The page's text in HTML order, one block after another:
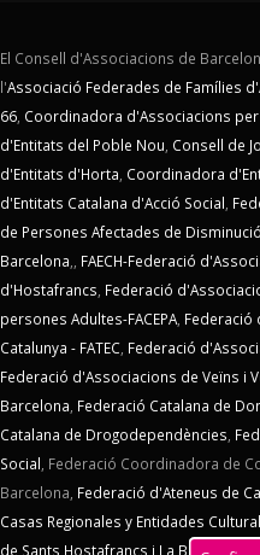
El Consell d'Associacions de
l'Associació Federades de Famílies
66 Coordinadora d'Associacions per
d'Entitats del Poble Nou Consell de
d'Entitats d'Horta Coordinadora
d'Entitats Catalana d'Acció Social
de Persones Afectades de
Barcelona
FAECH-Federació
d'Hostafrancs Federació
persones Adultes-FACEPA Federació
Catalunya - FATEC Federació
Federació d'Associacions de Veïns i
Barcelona Federació Catalana de
Catalana de Drogodependències
Social Federació Coordinadora de
Barcelona, Federació d'Ateneus de
Casas Regionales y Entidades
de Sants Hostafrancs i La Bordeta,